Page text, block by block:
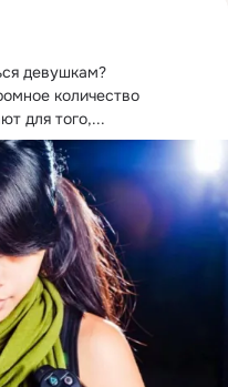
девушкам?
количество
для того,...